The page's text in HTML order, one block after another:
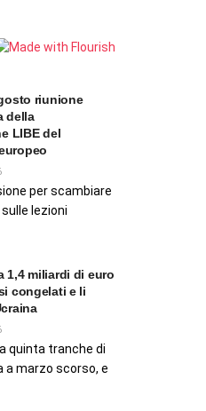
riunione
della
LIBE del
per scambiare
lezioni
1,4 miliardi di euro
congelati e li
quinta tranche di
marzo scorso, e